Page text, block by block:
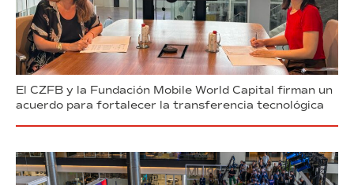
El CZFB y la Fundación Mobile World Capital firman un
acuerdo para fortalecer la transferencia tecnológica